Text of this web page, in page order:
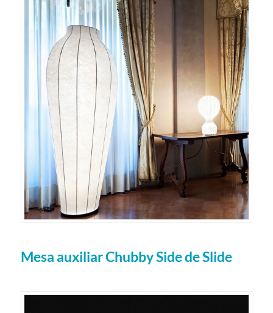
Mesa auxiliar Chubby Side de Slide